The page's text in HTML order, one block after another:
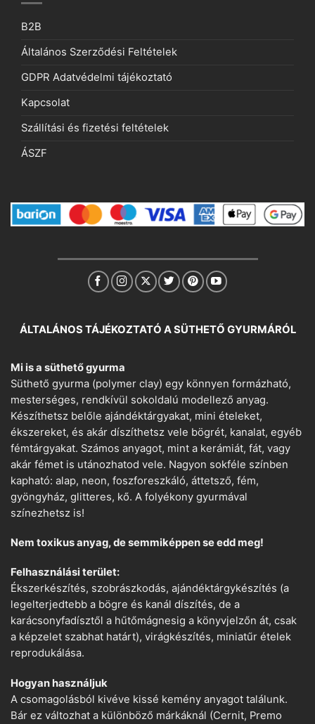
B2B
Általános Szerződési Feltételek
GDPR Adatvédelmi tájékoztató
Kapcsolat
Szállítási és fizetési feltételek
ÁSZF
ÁLTALÁNOS TÁJÉKOZTATÓ A SÜTHETŐ GYURMÁRÓL
Mi is a süthető gyurma
Süthető gyurma (polymer clay) egy könnyen formázható,
mesterséges, rendkívül sokoldalú modellező anyag.
Készíthetsz belőle ajándéktárgyakat, mini ételeket,
ékszereket, és akár díszíthetsz vele bögrét, kanalat, egyéb
fémtárgyakat. Számos anyagot, mint a kerámiát, fát, vagy
akár fémet is utánozhatod vele. Nagyon sokféle színben
kapható: alap, neon, foszforeszkáló, áttetsző, fém,
gyöngyház, glitteres, kő. A folyékony gyurmával
színezhetsz is!
Nem toxikus anyag, de semmiképpen se edd meg!
Felhasználási terület:
Ékszerkészítés, szobrászkodás, ajándéktárgykészítés (a
legelterjedtebb a bögre és kanál díszítés, de a
karácsonyfadísztől a hűtőmágnesig a könyvjelzőn át, csak
a képzelet szabhat határt), virágkészítés, miniatűr ételek
reprodukálása.
Hogyan használjuk
A csomagolásból kivéve kissé kemény anyagot találunk.
Bár ez változhat a különböző márkáknál (Cernit, Premo